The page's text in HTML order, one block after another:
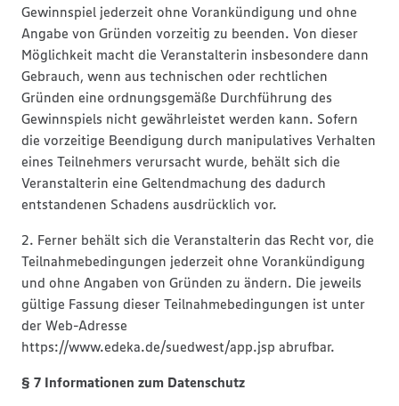
Gewinnspiel jederzeit ohne Vorankündigung und ohne
Angabe von Gründen vorzeitig zu beenden. Von dieser
Möglichkeit macht die Veranstalterin insbesondere dann
Gebrauch, wenn aus technischen oder rechtlichen
Gründen eine ordnungsgemäße Durchführung des
Gewinnspiels nicht gewährleistet werden kann. Sofern
die vorzeitige Beendigung durch manipulatives Verhalten
eines Teilnehmers verursacht wurde, behält sich die
Veranstalterin eine Geltendmachung des dadurch
entstandenen Schadens ausdrücklich vor.
2. Ferner behält sich die Veranstalterin das Recht vor, die
Teilnahmebedingungen jederzeit ohne Vorankündigung
und ohne Angaben von Gründen zu ändern. Die jeweils
gültige Fassung dieser Teilnahmebedingungen ist unter
der Web-Adresse
https://www.edeka.de/suedwest/app.jsp abrufbar.
§ 7 Informationen zum Datenschutz